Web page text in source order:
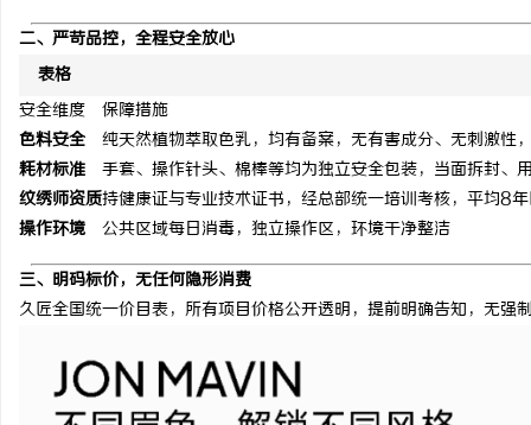
二、严苛品控，全程安全放心
表格
安全维度
保障措施
色料安全
纯天然植物萃取色乳，均有备案，无有害成分、无刺激性
耗材标准
手套、操作针头、棉棒等均为独立安全包装，当面拆封、
纹绣师资质持健康证与专业技术证书，经总部统一培训考核，平均8
操作环境
公共区域每日消毒，独立操作区，环境干净整洁
三、明码标价，无任何隐形消费
久匠全国统一价目表，所有项目价格公开透明，提前明确告知，无